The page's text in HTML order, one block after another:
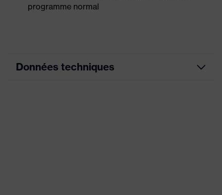
programme normal
Données techniques